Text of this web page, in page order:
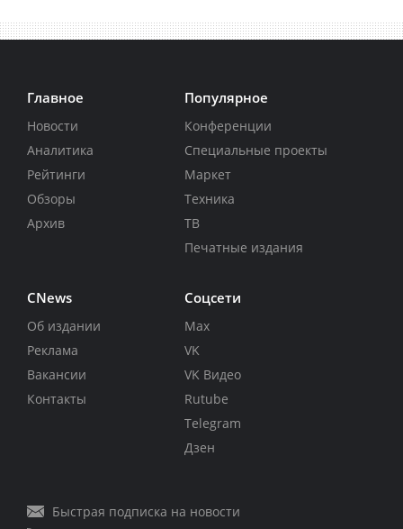
Главное
Новости
Аналитика
Рейтинги
Обзоры
Архив
Популярное
Конференции
Специальные проекты
Маркет
Техника
ТВ
Печатные издания
CNews
Об издании
Реклама
Вакансии
Контакты
Соцсети
Max
VK
VK Видео
Rutube
Telegram
Дзен
Быстрая подписка на новости